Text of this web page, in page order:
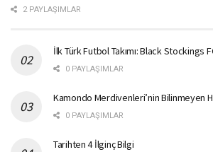
2 PAYLAŞIMLAR
İlk Türk Futbol Takımı: Black Stockings
0 PAYLAŞIMLAR
Kamondo Merdivenleri’nin Bilinmeyen
0 PAYLAŞIMLAR
Tarihten 4 İlginç Bilgi